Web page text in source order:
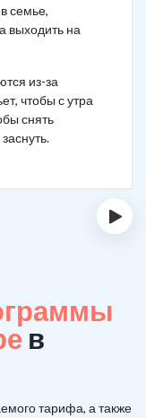
семье,
выходить на
из-за
чтобы с утра
снять
›
в
тарифа, а также